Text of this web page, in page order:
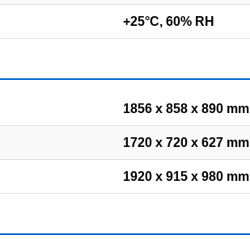
+25°C, 60% RH
1856 x 858 x 890 mm
1720 x 720 x 627 mm
1920 x 915 x 980 mm